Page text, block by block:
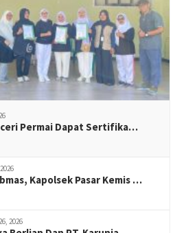
Permai Dapat Sertifika…
Kapolsek Pasar Kemis …
2026